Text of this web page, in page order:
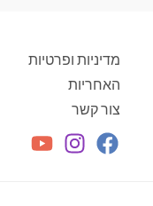
מדיניות ופרטיות
האחריות
צור קשר